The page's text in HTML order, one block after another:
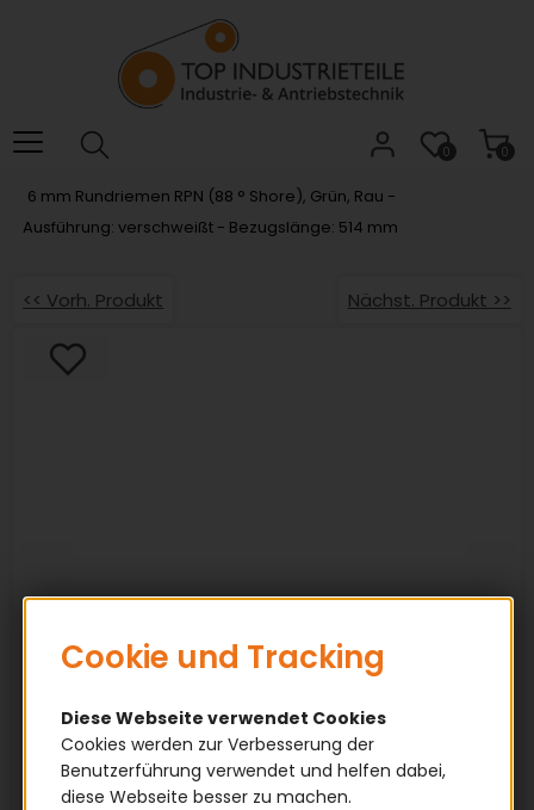
das
Barrierefreiheitsmenü
0
0
6 mm Rundriemen RPN (88 ° Shore), Grün, Rau -
Ausführung: verschweißt - Bezugslänge: 514 mm
<< Vorh. Produkt Nächst. Produkt >>
Cookie und Tracking
Diese Webseite verwendet Cookies
Cookies werden zur Verbesserung der
Benutzerführung verwendet und helfen dabei,
diese Webseite besser zu machen.